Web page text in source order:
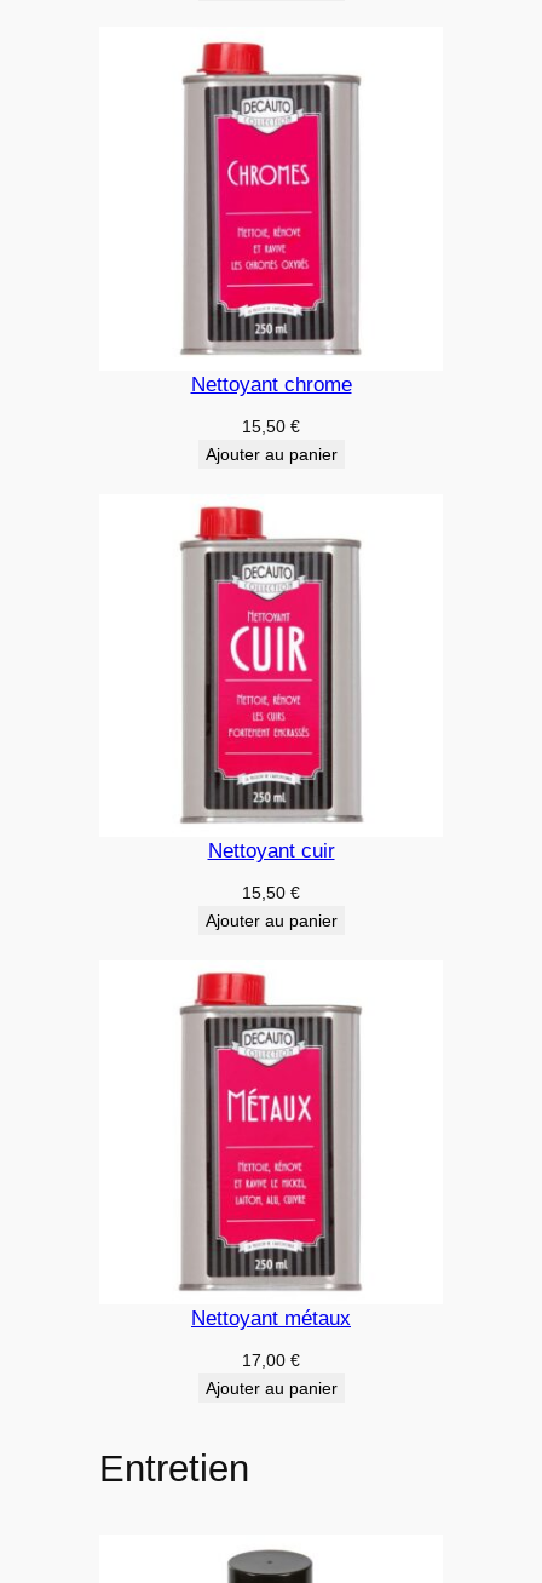
Nettoyant chrome
15,50 €
Ajouter au panier
Nettoyant cuir
15,50 €
Ajouter au panier
Nettoyant métaux
17,00 €
Ajouter au panier
Entretien